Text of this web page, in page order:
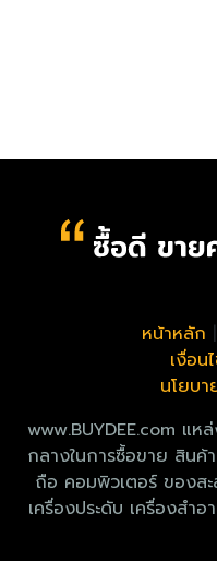
หน้าหลัก
เงื่อน
นโยบ
www.BUYDEE.com แ
กลางในการซื้อขาย สินค้
ถือ คอมพิวเตอร์ ของส
เครื่องประดับ เครื่องสำ